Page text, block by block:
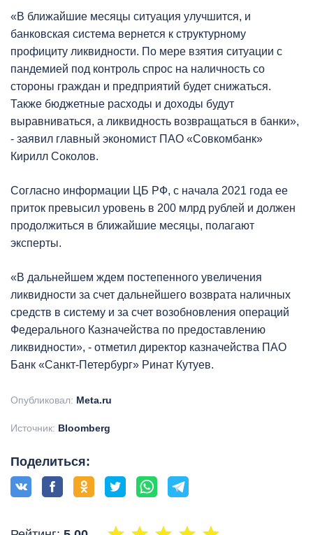
«В ближайшие месяцы ситуация улучшится, и
банковская система вернется к структурному
профициту ликвидности. По мере взятия ситуации с
пандемией под контроль спрос на наличность со
стороны граждан и предприятий будет снижаться.
Также бюджетные расходы и доходы будут
выравниваться, а ликвидность возвращаться в банки»,
- заявил главный экономист ПАО «Совкомбанк»
Кирилл Соколов.
Согласно информации ЦБ РФ, с начала 2021 года ее
приток превысил уровень в 200 млрд рублей и должен
продолжиться в ближайшие месяцы, полагают
эксперты.
«В дальнейшем ждем постепенного увеличения
ликвидности за счет дальнейшего возврата наличных
средств в систему и за счет возобновления операций
Федерального Казначейства по предоставлению
ликвидности», - отметил директор казначейства ПАО
Банк «Санкт-Петербург» Ринат Кутуев.
Опубликовал: Meta.ru
Источник: Bloomberg
Поделиться: